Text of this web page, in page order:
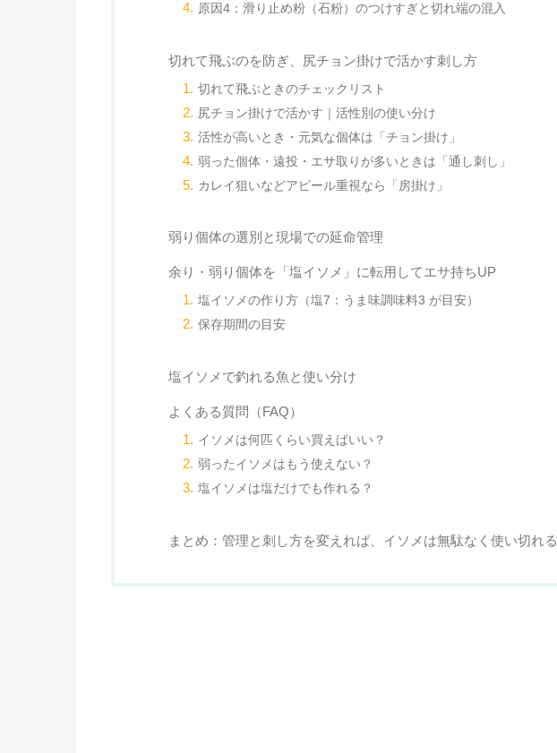
原因4：滑り止め粉（石粉）のつけすぎと切れ端の混入
切れて飛ぶのを防ぎ、尻チョン掛けで活かす刺し方
切れて飛ぶときのチェックリスト
尻チョン掛けで活かす｜活性別の使い分け
活性が高いとき・元気な個体は「チョン掛け」
弱った個体・遠投・エサ取りが多いときは「通し刺し」
カレイ狙いなどアピール重視なら「房掛け」
弱り個体の選別と現場での延命管理
余り・弱り個体を「塩イソメ」に転用してエサ持ちUP
塩イソメの作り方（塩7：うま味調味料3 が目安）
保存期間の目安
塩イソメで釣れる魚と使い分け
よくある質問（FAQ）
イソメは何匹くらい買えばいい？
弱ったイソメはもう使えない？
塩イソメは塩だけでも作れる？
まとめ：管理と刺し方を変えれば、イソメは無駄なく使い切れる